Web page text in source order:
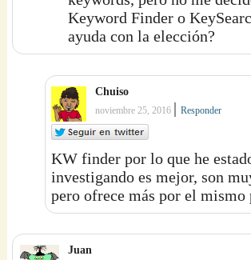
Keyword Finder o
ayuda con la elección?
Chuiso
noviembre 25, 2016 |Responder
KW finder por lo que he
investigando es mejor, son
pero ofrece más por el mismo
Juan